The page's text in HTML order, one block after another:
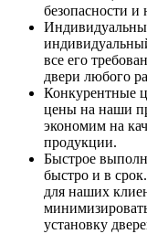
безопасности и
все его
двери любого
Конкурентные
цены на наши
экономим на
продукции.
Быстрое
быстро и в
для наших
установку